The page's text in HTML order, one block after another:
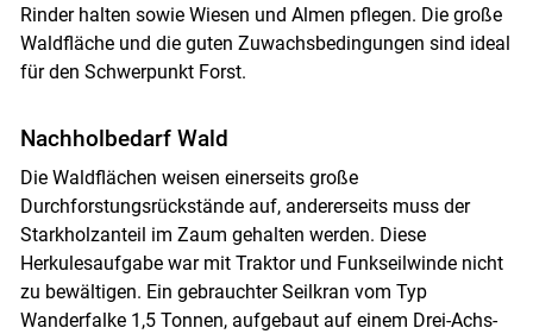
Rinder halten sowie Wiesen und Almen pflegen. Die große
Waldfläche und die guten Zuwachsbedingungen sind ideal
für den Schwerpunkt Forst.
Nachholbedarf Wald
Die Waldflächen weisen einerseits große
Durchforstungsrückstände auf, andererseits muss der
Starkholzanteil im Zaum gehalten werden. Diese
Herkulesaufgabe war mit Traktor und Funkseilwinde nicht
zu bewältigen. Ein gebrauchter Seilkran vom Typ
Wanderfalke 1,5 Tonnen, aufgebaut auf einem Drei-Achs-